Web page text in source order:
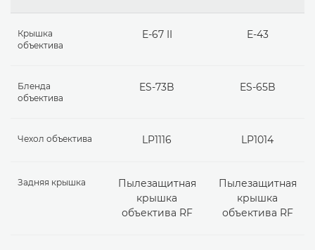
Крышка
объектива
E-67 II E-43
Бленда
объектива
ES-73B ES-65B
Чехол объектива LP1116 LP1014
Задняя крышка
Пылезащитная
крышка
объектива RF
Пылезащитная
крышка
объектива RF